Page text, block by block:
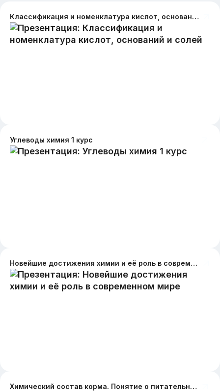
Классификация и номенклатура кислот, оснований и солей
Углеводы химия 1 курс
Новейшие достижения химии и её роль в современном мире
Химический состав корма. Понятие о питательности